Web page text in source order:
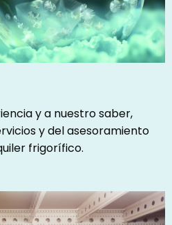
y a nuestro saber,
y del asesoramiento
frigorífico.